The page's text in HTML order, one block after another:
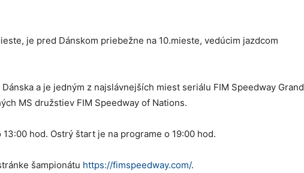
je pred Dánskom priebežne na 10.mieste, vedúcim jazdcom
a je jedným z najslávnejších miest seriálu FIM Speedway Grand
MS družstiev FIM Speedway of Nations.
hod. Ostrý štart je na programe o 19:00 hod.
šampionátu https://fimspeedway.com/.